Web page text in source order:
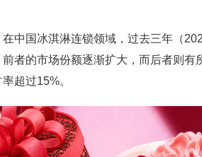
中国冰淇淋连锁领域，过去三年（
者的市场份额逐渐扩大，而后者则有
超过15%。